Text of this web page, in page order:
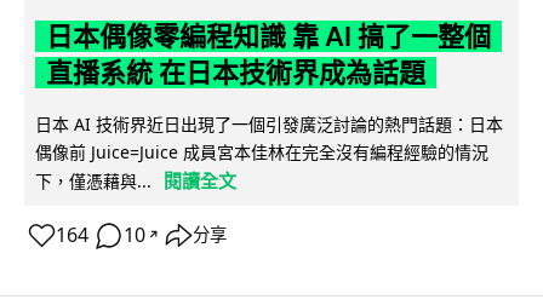
日本偶像零編程知識 靠 AI 搞了一整個
直播系統 在日本技術界成為話題
日本 AI 技術界近日出現了一個引發廣泛討論的熱門話題：日本
偶像前 Juice=Juice 成員宮本佳林在完全沒有編程經驗的情況
下，僅憑藉與...
閱讀全文
164 10 ↗ 分享